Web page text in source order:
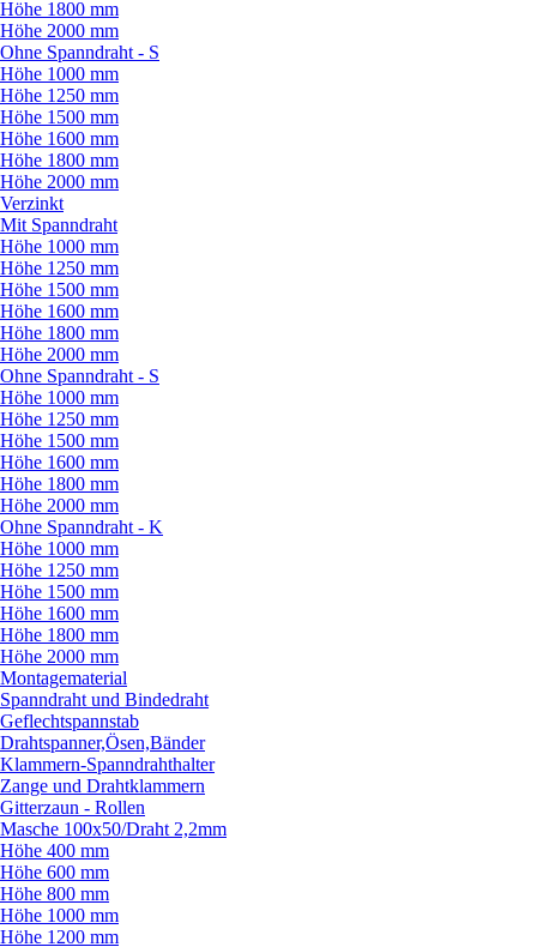
Höhe 1800 mm
Höhe 2000 mm
Ohne Spanndraht - S
Höhe 1000 mm
Höhe 1250 mm
Höhe 1500 mm
Höhe 1600 mm
Höhe 1800 mm
Höhe 2000 mm
Verzinkt
Mit Spanndraht
Höhe 1000 mm
Höhe 1250 mm
Höhe 1500 mm
Höhe 1600 mm
Höhe 1800 mm
Höhe 2000 mm
Ohne Spanndraht - S
Höhe 1000 mm
Höhe 1250 mm
Höhe 1500 mm
Höhe 1600 mm
Höhe 1800 mm
Höhe 2000 mm
Ohne Spanndraht - K
Höhe 1000 mm
Höhe 1250 mm
Höhe 1500 mm
Höhe 1600 mm
Höhe 1800 mm
Höhe 2000 mm
Montagematerial
Spanndraht und Bindedraht
Geflechtspannstab
Drahtspanner,Ösen,Bänder
Klammern-Spanndrahthalter
Zange und Drahtklammern
Gitterzaun - Rollen
Masche 100x50/Draht 2,2mm
Höhe 400 mm
Höhe 600 mm
Höhe 800 mm
Höhe 1000 mm
Höhe 1200 mm